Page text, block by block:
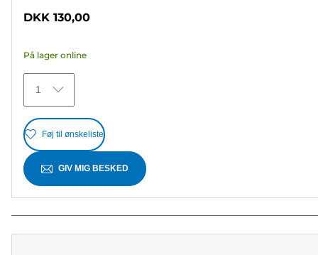
stjerner.
30
anmeldelser
DKK 130,00
På lager online
1
Føj til ønskeliste
GIV MIG BESKED